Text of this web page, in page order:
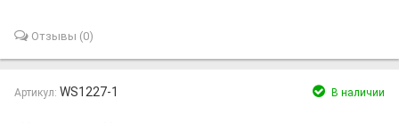
Отзывы (0)
Артикул: WS1227-1 В наличии